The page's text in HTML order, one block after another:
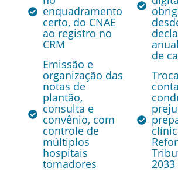
enquadramento
certo, do CNAE
ao registro no
CRM
Emissão e
organização das
notas de
plantão,
consulta e
convênio, com
controle de
múltiplos
hospitais
tomadores
de
2033